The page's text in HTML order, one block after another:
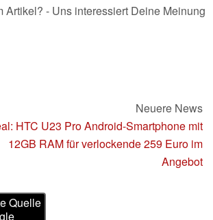
- Uns interessiert Deine Meinung
Neuere News
HTC U23 Pro Android-Smartphone mit
12GB RAM für verlockende 259 Euro im
Angebot
Quelle